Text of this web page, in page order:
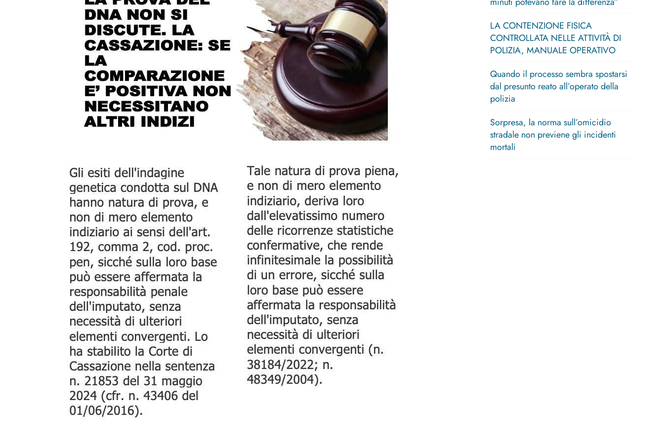
LA CONTENZIONE FISICA
CONTROLLATA NELLE ATTIVITÀ DI
POLIZIA, MANUALE OPERATIVO
Quando il processo sembra spostarsi
dal presunto reato all’operato della
polizia
Sorpresa, la norma sull’omicidio
stradale non previene gli incidenti
mortali